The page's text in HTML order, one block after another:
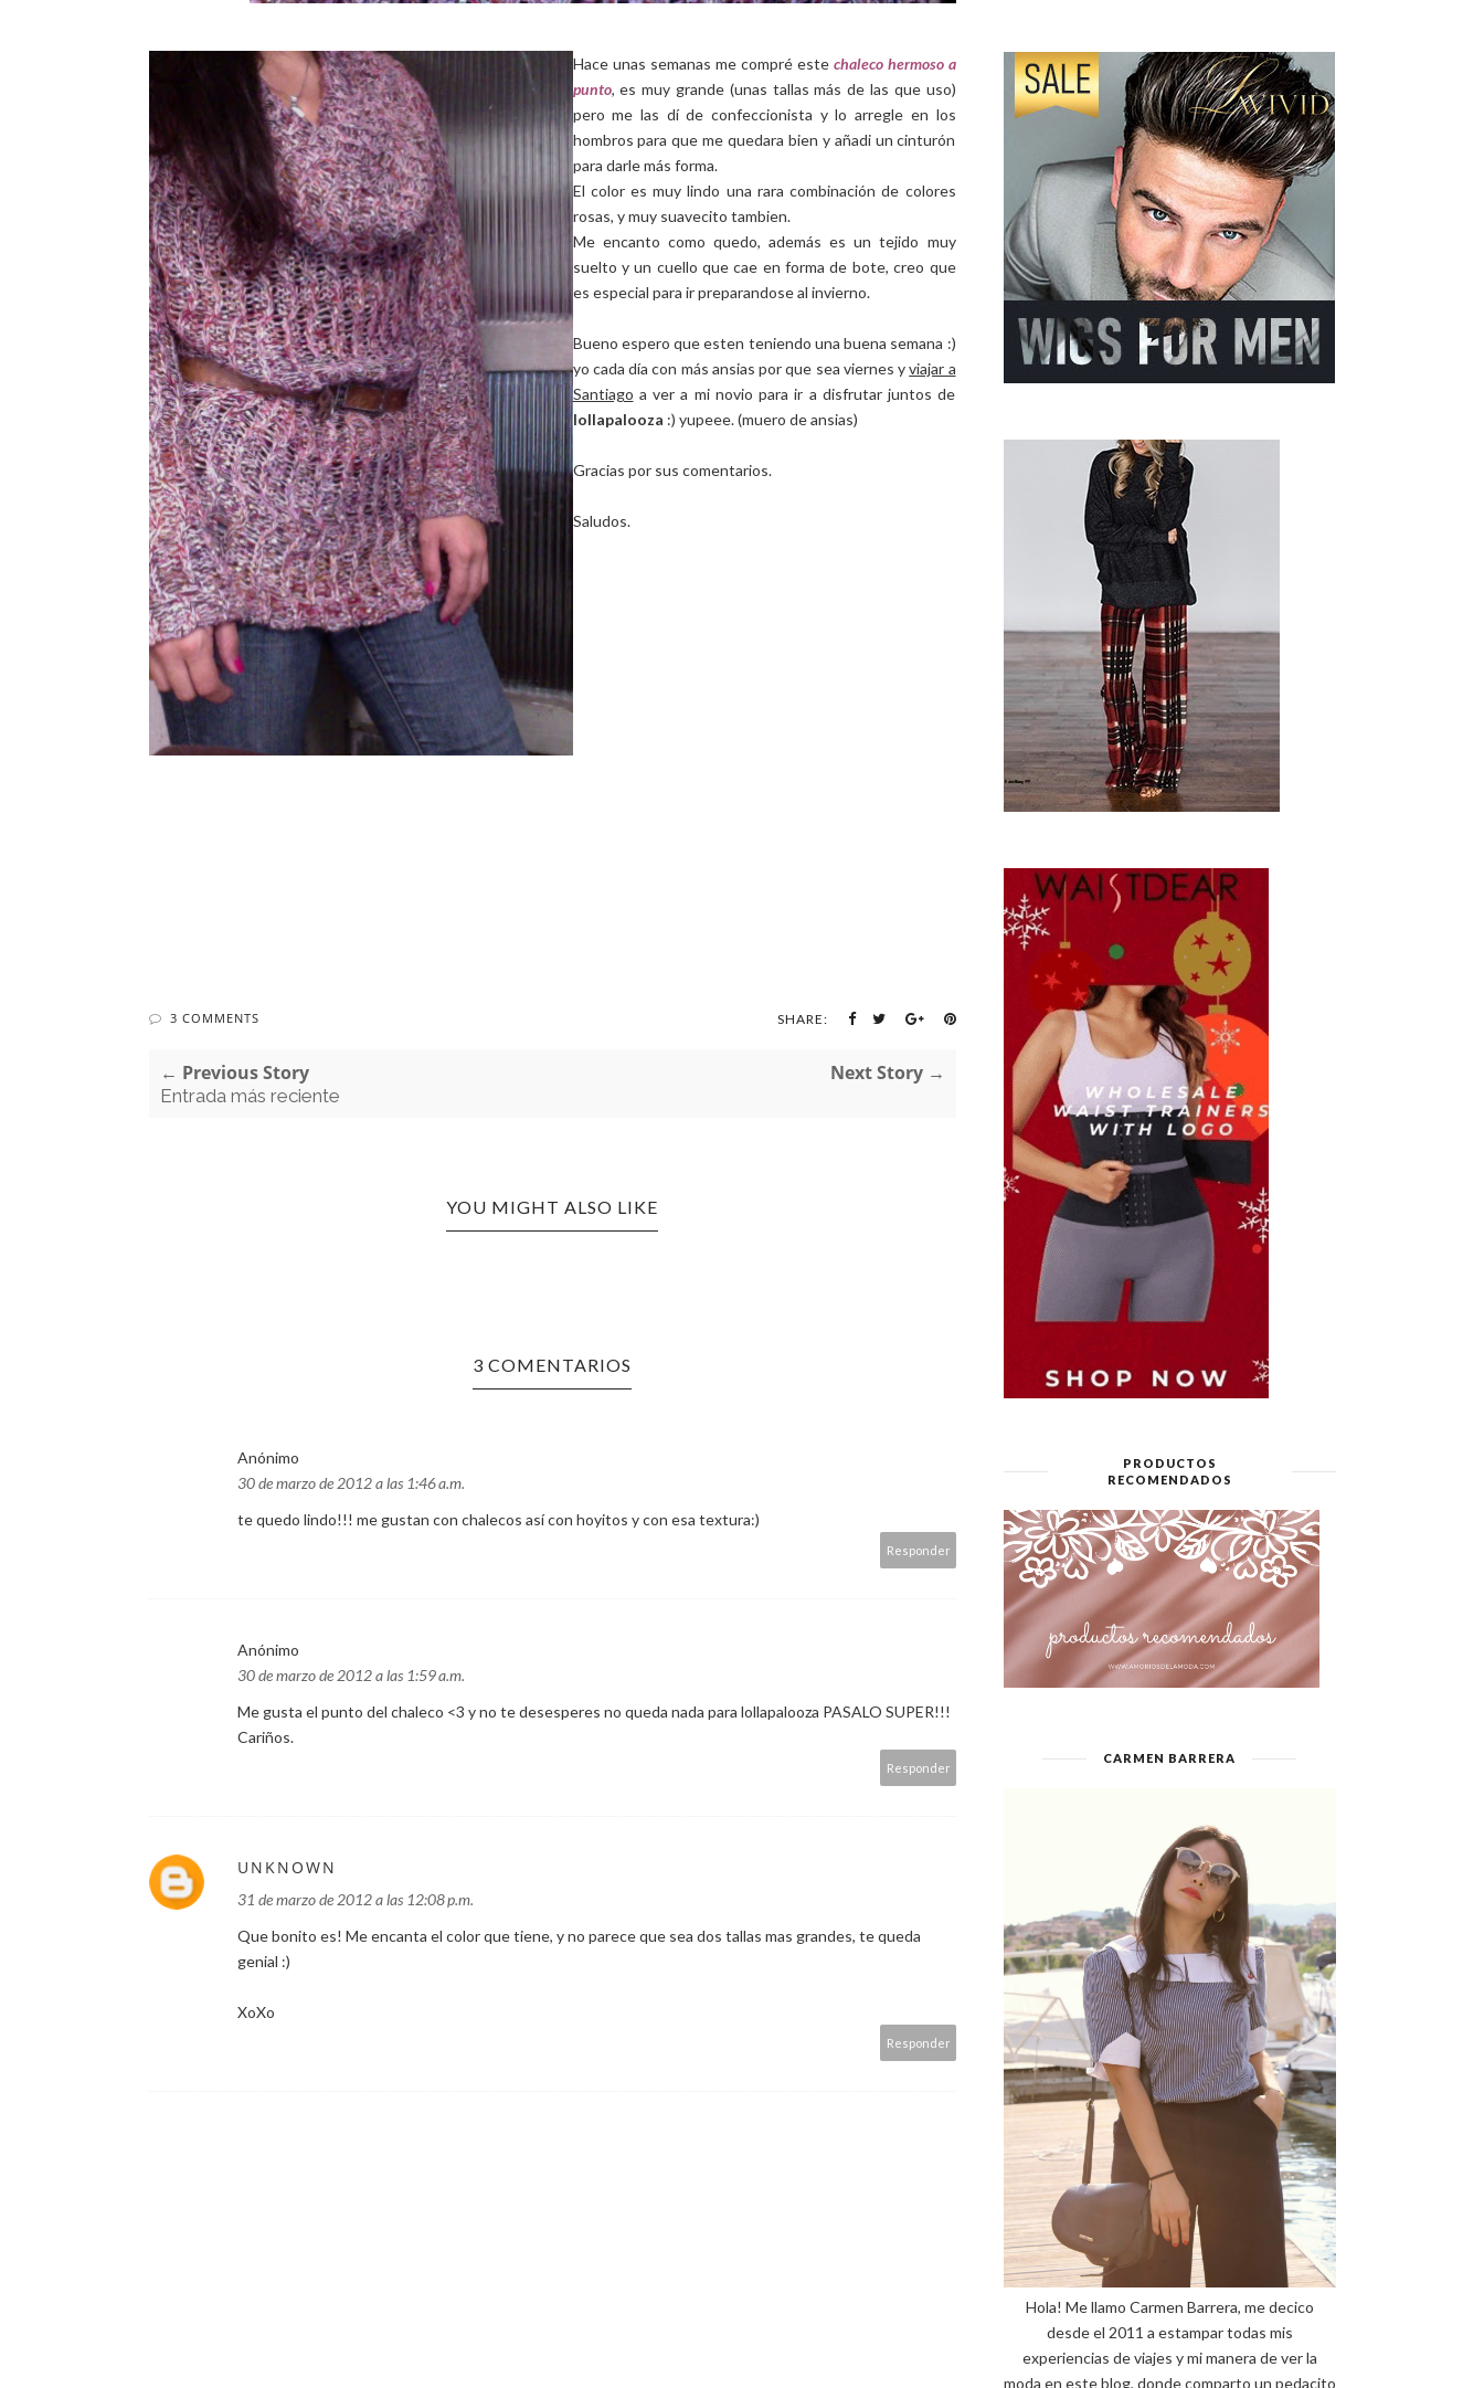
Hace unas semanas me compré este chaleco hermoso a
punto, es muy grande (unas tallas más de las que uso)
pero me las dí de confeccionista y lo arregle en los
hombros para que me quedara bien y añadi un cinturón
para darle más forma.
El color es muy lindo una rara combinación de colores
rosas, y muy suavecito tambien.
Me encanto como quedo, además es un tejido muy
suelto y un cuello que cae en forma de bote, creo que
es especial para ir preparandose al invierno.
Bueno espero que esten teniendo una buena semana :)
yo cada día con más ansias por que sea viernes yviajar a
Santiago a ver a mi novio para ir a disfrutar juntos de
lollapalooza :) yupeee. (muero de ansias)
Gracias por sus comentarios.
Saludos.
3 COMMENTS SHARE:
← Previous Story
Entrada más reciente
Next Story →
YOU MIGHT ALSO LIKE
3 COMENTARIOS
Anónimo
30 de marzo de 2012 a las 1:46 a.m.
te quedo lindo!!! me gustan con chalecos así con hoyitos y con esa textura:)
Responder
Anónimo
30 de marzo de 2012 a las 1:59 a.m.
Me gusta el punto del chaleco <3 y no te desesperes no queda nada para lollapalooza PASALO SUPER!!!
Cariños.
Responder
UNKNOWN
31 de marzo de 2012 a las 12:08 p.m.
Que bonito es! Me encanta el color que tiene, y no parece que sea dos tallas mas grandes, te queda
genial :)
XoXo
Responder
PRODUCTOS
RECOMENDADOS
CARMEN BARRERA
Hola! Me llamo Carmen Barrera, me decico
desde el 2011 a estampar todas mis
experiencias de viajes y mi manera de ver la
moda en este blog, donde comparto un pedacito